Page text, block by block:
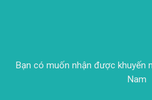
Bạn có muốn nhận được khuyến
Nam